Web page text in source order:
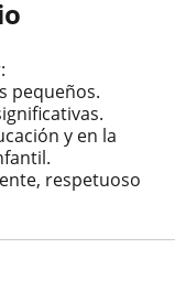
pequeños.
y en la
respetuoso